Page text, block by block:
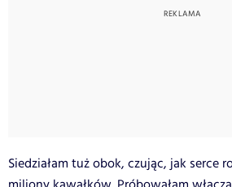
Siedziałam tuż obok, czując, jak serce